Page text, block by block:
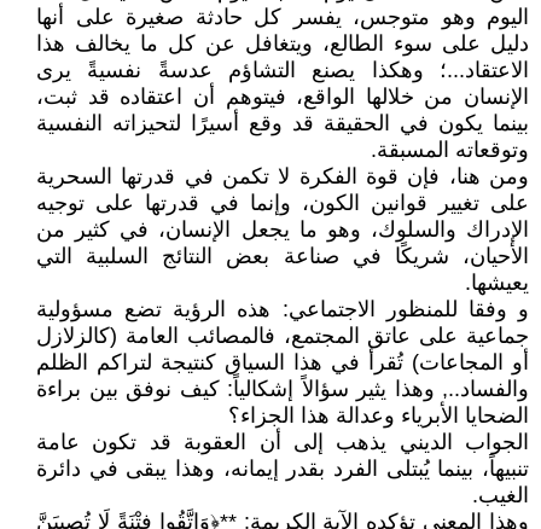
اليوم وهو متوجس، يفسر كل حادثة صغيرة على أنها
دليل على سوء الطالع، ويتغافل عن كل ما يخالف هذا
الاعتقاد...؛ وهكذا يصنع التشاؤم عدسةً نفسيةً يرى
الإنسان من خلالها الواقع، فيتوهم أن اعتقاده قد ثبت،
بينما يكون في الحقيقة قد وقع أسيرًا لتحيزاته النفسية
وتوقعاته المسبقة.
ومن هنا، فإن قوة الفكرة لا تكمن في قدرتها السحرية
على تغيير قوانين الكون، وإنما في قدرتها على توجيه
الإدراك والسلوك، وهو ما يجعل الإنسان، في كثير من
الأحيان، شريكًا في صناعة بعض النتائج السلبية التي
يعيشها.
و وفقا للمنظور الاجتماعي: هذه الرؤية تضع مسؤولية
جماعية على عاتق المجتمع، فالمصائب العامة (كالزلازل
أو المجاعات) تُقرأ في هذا السياق كنتيجة لتراكم الظلم
والفساد.., وهذا يثير سؤالاً إشكالياً: كيف نوفق بين براءة
الضحايا الأبرياء وعدالة هذا الجزاء؟
الجواب الديني يذهب إلى أن العقوبة قد تكون عامة
تنبيهاً، بينما يُبتلى الفرد بقدر إيمانه، وهذا يبقى في دائرة
الغيب.
وهذا المعنى تؤكده الآية الكريمة: **﴿وَاتَّقُوا فِتْنَةً لَا تُصِيبَنَّ